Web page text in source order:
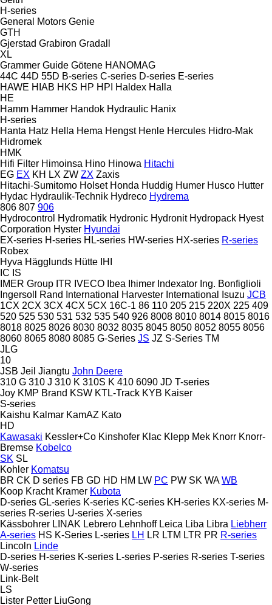
H-series
General Motors Genie
GTH
Gjerstad Grabiron Gradall
XL
Grammer Guide Götene HANOMAG
44C 44D 55D B-series C-series D-series E-series
HAWE HIAB HKS HP HPI Haldex Halla
HE
Hamm Hammer Handok Hydraulic Hanix
H-series
Hanta Hatz Hella Hema Hengst Henle Hercules Hidro-Mak
Hidromek
HMK
Hifi Filter Himoinsa Hino Hinowa Hitachi
EG EX KH LX ZW ZX Zaxis
Hitachi-Sumitomo Holset Honda Huddig Humer Husco Hutter
Hydac Hydraulik-Technik Hydreco Hydrema
806 807 906
Hydrocontrol Hydromatik Hydronic Hydronit Hydropack Hyest
Corporation Hyster Hyundai
EX-series H-series HL-series HW-series HX-series R-series
Robex
Hyva Hägglunds Hütte IHI
IC IS
IMER Group ITR IVECO Ibea Ihimer Indexator Ing. Bonfiglioli
Ingersoll Rand
International Harvester International Isuzu JCB
1CX 2CX 3CX 4CX 5CX 16C-1 86 110 205 215 220X 225 409
520 525 530 531 532 535 540 926 8008 8010 8014 8015 8016
8018 8025 8026 8030 8032 8035 8045 8050 8052 8055 8056
8060 8065 8080 8085 G-Series JS JZ S-Series TM
JLG
10
JSB Jeil Jiangtu John Deere
310 G 310 J 310 K 310S K 410 6090 JD T-series
Joy KMP Brand KSW KTL-Track KYB Kaiser
S-series
Kaishu Kalmar KamAZ Kato
HD
Kawasaki Kessler+Co Kinshofer Klac Klepp Mek Knorr Knorr-
Bremse Kobelco
SK SL
Kohler Komatsu
BR CK D series FB GD HD HM LW PC PW SK WA WB
Koop Kracht Kramer Kubota
D-series GL-series K-series KC-series KH-series KX-series M-
series R-series U-series X-series
Kässbohrer LINAK Lebrero Lehnhoff Leica Liba Libra Liebherr
A-series HS K-Series L-series LH LR LTM LTR PR R-series
Lincoln Linde
D-series H-series K-series L-series P-series R-series T-series
W-series
Link-Belt
LS
Lister Petter LiuGong